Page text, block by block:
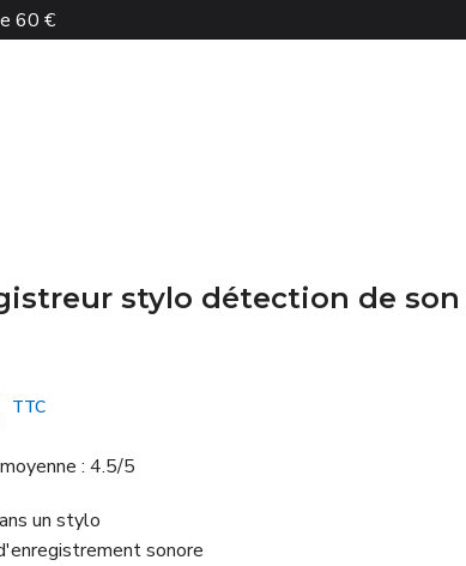
60 €
stylo détection de son
TTC
: 4.5/5
un stylo
sonore